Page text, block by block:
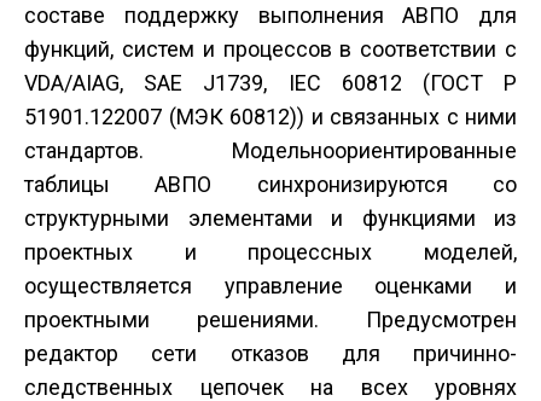
составе поддержку выполнения АВПО для
функций, систем и процессов в соответствии с
VDA/AIAG, SAE J1739, IEC 60812 (ГОСТ Р
51901.12­2007 (МЭК 60812)) и связанных с ними
стандартов. Модельно­ориентированные
таблицы АВПО синхронизируются со
структурными элементами и функциями из
проектных и процессных моделей,
осуществляется управление оценками и
проектными решениями. Предусмотрен
редактор сети отказов для причинно­
следственных цепочек на всех уровнях